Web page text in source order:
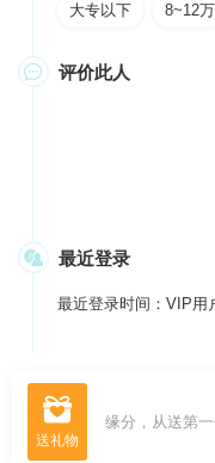
大专以下 8~12万
 评价此人
 最近登录
最近登录时间：VIP用
 缘分，从送第